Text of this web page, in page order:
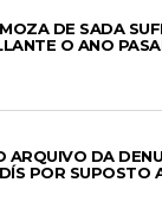
DE SADA
O ANO
ARQUIVO DA
POR SUPOSTO